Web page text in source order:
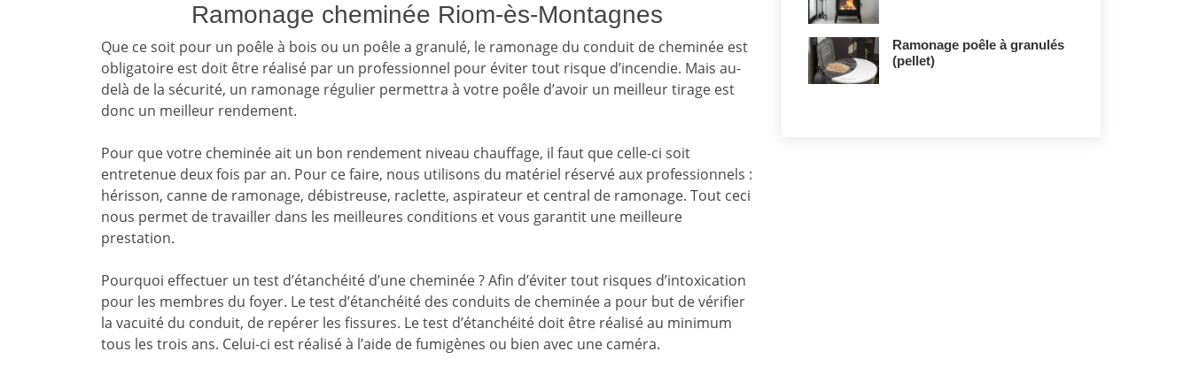
Ramonage cheminée Riom-ès-Montagnes
Que ce soit pour un poêle à bois ou un poêle a granulé, le ramonage du conduit de cheminée est
obligatoire est doit être réalisé par un professionnel pour éviter tout risque d’incendie. Mais au-
delà de la sécurité, un ramonage régulier permettra à votre poêle d’avoir un meilleur tirage est
donc un meilleur rendement.
Pour que votre cheminée ait un bon rendement niveau chauffage, il faut que celle-ci soit
entretenue deux fois par an. Pour ce faire, nous utilisons du matériel réservé aux professionnels :
hérisson, canne de ramonage, débistreuse, raclette, aspirateur et central de ramonage. Tout ceci
nous permet de travailler dans les meilleures conditions et vous garantit une meilleure
prestation.
Pourquoi effectuer un test d’étanchéité d’une cheminée ? Afin d’éviter tout risques d’intoxication
pour les membres du foyer. Le test d’étanchéité des conduits de cheminée a pour but de vérifier
la vacuité du conduit, de repérer les fissures. Le test d’étanchéité doit être réalisé au minimum
tous les trois ans. Celui-ci est réalisé à l’aide de fumigènes ou bien avec une caméra.
Ramonage poêle à granulés
(pellet)